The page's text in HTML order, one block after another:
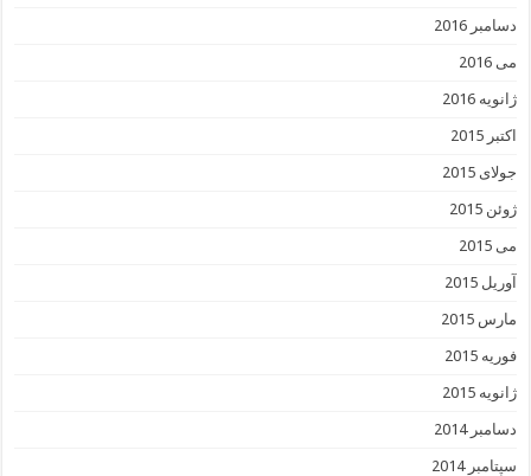
دسامبر 2016
می 2016
ژانویه 2016
اکتبر 2015
جولای 2015
ژوئن 2015
می 2015
آوریل 2015
مارس 2015
فوریه 2015
ژانویه 2015
دسامبر 2014
سپتامبر 2014